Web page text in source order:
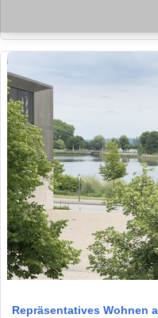
Repräsentatives Wohnen